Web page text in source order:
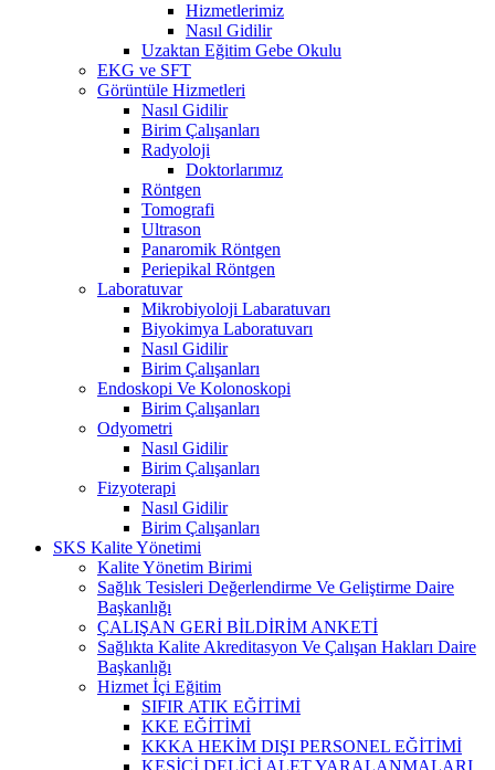
Hizmetlerimiz
Nasıl Gidilir
Uzaktan Eğitim Gebe Okulu
EKG ve SFT
Görüntüle Hizmetleri
Nasıl Gidilir
Birim Çalışanları
Radyoloji
Doktorlarımız
Röntgen
Tomografi
Ultrason
Panaromik Röntgen
Periepikal Röntgen
Laboratuvar
Mikrobiyoloji Labaratuvarı
Biyokimya Laboratuvarı
Nasıl Gidilir
Birim Çalışanları
Endoskopi Ve Kolonoskopi
Birim Çalışanları
Odyometri
Nasıl Gidilir
Birim Çalışanları
Fizyoterapi
Nasıl Gidilir
Birim Çalışanları
SKS Kalite Yönetimi
Kalite Yönetim Birimi
Sağlık Tesisleri Değerlendirme Ve Geliştirme Daire
Başkanlığı
ÇALIŞAN GERİ BİLDİRİM ANKETİ
Sağlıkta Kalite Akreditasyon Ve Çalışan Hakları Daire
Başkanlığı
Hizmet İçi Eğitim
SIFIR ATIK EĞİTİMİ
KKE EĞİTİMİ
KKKA HEKİM DIŞI PERSONEL EĞİTİMİ
KESİCİ DELİCİ ALET YARALANMALARI